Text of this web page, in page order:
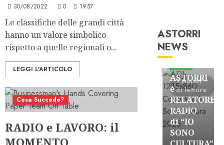
30/08/2022 0 1957
Le classifiche delle grandi città
hanno un valore simbolico
rispetto a quelle regionali o...
LEGGI L'ARTICOLO
4 minuti letti
Cosa Succede?
RADIO e LAVORO: il
MOMENTO
ASTORRI
NEWS
1 minuti
di lettura
Astorri News
ASTORRI
è
RELATORE
RADIO
di “IO
SONO